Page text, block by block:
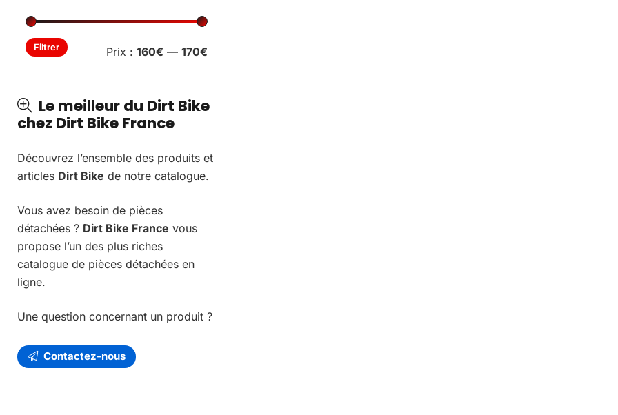
Prix
Prix
Filtrer Prix : 160€ — 170€
Le meilleur du Dirt Bike
chez Dirt Bike France
Découvrez l’ensemble des produits et
articles Dirt Bike de notre catalogue.
Vous avez besoin de pièces
détachées ? Dirt Bike France vous
propose l’un des plus riches
catalogue de pièces détachées en
ligne.
Une question concernant un produit ?
Contactez-nous